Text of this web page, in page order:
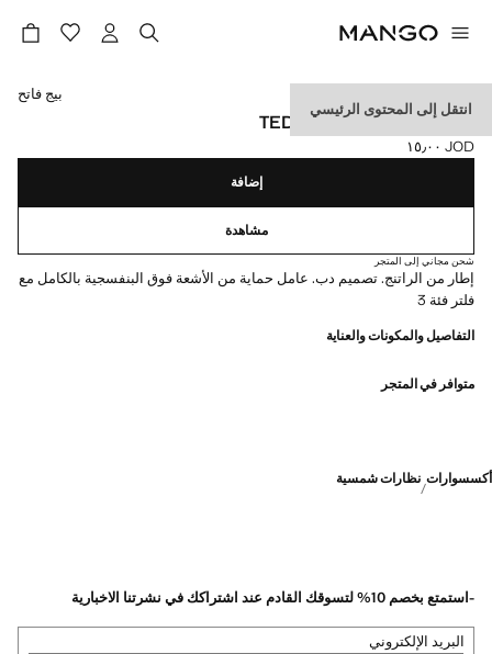
انتقل إلى المحتوى الرئيسي
نظارة شمسية TEDDY BEAR
السعر الحالي [JOD ١٥٫٠٠ ]
JOD ١٥٫٠٠
حدد اللون
بيج فاتح
إضافة
مشاهدة
شحن مجاني إلى المتجر
إطار من الراتنج. تصميم دب. عامل حماية من الأشعة فوق البنفسجية بالكامل مع
فلتر فئة 3
التفاصيل والمكونات والعناية
متوافر في المتجر
أكسسوارات نظارات شمسية
-استمتع بخصم 10% لتسوقك القادم عند اشتراكك في نشرتنا الاخبارية
البريد الإلكتروني